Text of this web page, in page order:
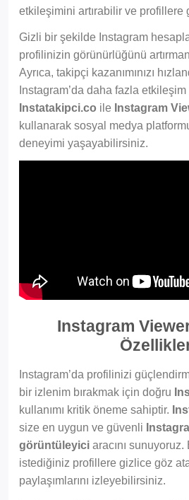
etkileşimini artırabilir ve profillere
Gizli bir şekilde Instagram
profilinizin görünürlüğünü
Ayrıca, takipçi kazanımınızı
Instagram’da daha fazla
Instatakipci.co ile Instagram
kullanarak sosyal medya
deneyimi yaşayabilirsiniz.
Instagram
Instagram’da profilinizi
bir izlenim bırakmak için doğru
kullanımı kritik öneme sahiptir.
size en uygun ve güvenli
görüntüleyici aracını
istediğiniz profillere gizlice göz
paylaşımlarını izleyebilirsiniz.